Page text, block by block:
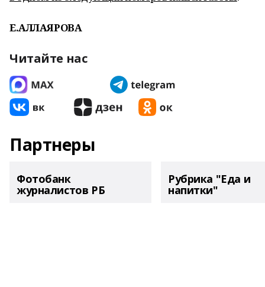
Е.АЛЛАЯРОВА
Читайте нас
Партнеры
Фотобанк
журналистов РБ
Рубрика "Еда и
напитки"